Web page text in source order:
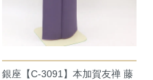
銀座【C-3091】本加賀友禅 藤